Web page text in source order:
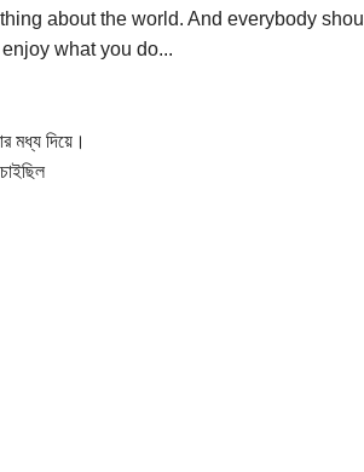
about the world. And everybody
what you do...
মধ্য দিয়ে।